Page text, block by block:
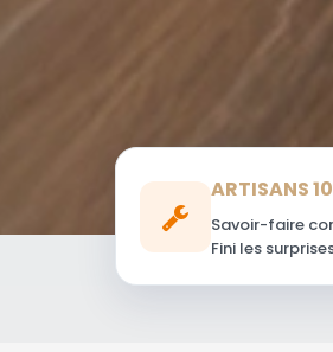
ARTISANS
Savoir-faire
Fini les